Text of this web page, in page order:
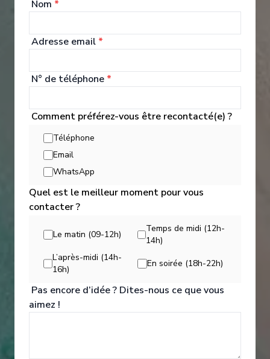
Boissons
Indulge your appetite whenever you wish on board
grilling and sautéing great-tasting fare from scratch.
Princess offers unparalleled inclusive dining options
delights to suit any palate, from endless buffet
choice to gourmet pizza, frosty treats, decadent
desserts and much more.
Explorer les Options de Restauration
Nom *
Adresse email *
N° de téléphone *
Comment préférez-vous être recontacté(e) ?
Téléphone
Email
WhatsApp
Quel est le meilleur moment pour vous
contacter ?
Le matin (09-12h)
Temps de midi (12h-
14h)
L’après-midi (14h-
16h)
En soirée (18h-22h)
Pas encore d’idée ? Dites-nous ce que vous
aimez !